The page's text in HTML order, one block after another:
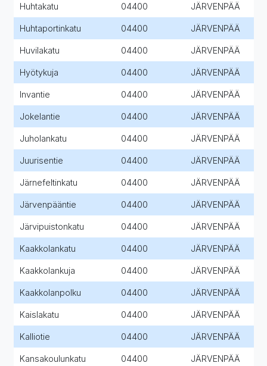
Huhtakatu 04400 JÄRVENPÄÄ
Huhtaportinkatu 04400 JÄRVENPÄÄ
Huvilakatu 04400 JÄRVENPÄÄ
Hyötykuja 04400 JÄRVENPÄÄ
Invantie 04400 JÄRVENPÄÄ
Jokelantie 04400 JÄRVENPÄÄ
Juholankatu 04400 JÄRVENPÄÄ
Juurisentie 04400 JÄRVENPÄÄ
Järnefeltinkatu 04400 JÄRVENPÄÄ
Järvenpääntie 04400 JÄRVENPÄÄ
Järvipuistonkatu 04400 JÄRVENPÄÄ
Kaakkolankatu 04400 JÄRVENPÄÄ
Kaakkolankuja 04400 JÄRVENPÄÄ
Kaakkolanpolku 04400 JÄRVENPÄÄ
Kaislakatu 04400 JÄRVENPÄÄ
Kalliotie 04400 JÄRVENPÄÄ
Kansakoulunkatu 04400 JÄRVENPÄÄ